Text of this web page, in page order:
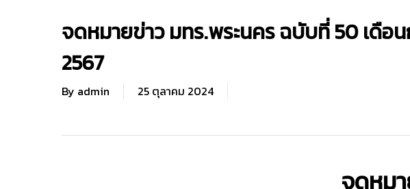
จดหมายข่าว มทร.พระนคร ฉบับที่ 50 เดือ
2567
By admin 25 ตุลาคม 2024
จดหม